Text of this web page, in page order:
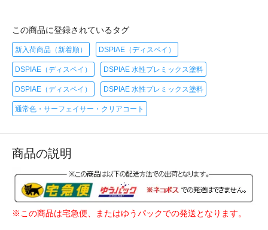
この商品に登録されているタグ
新入荷商品（新着順） DSPIAE（ディスペイ）
DSPIAE（ディスペイ） DSPIAE 水性プレミックス塗料
DSPIAE（ディスペイ） DSPIAE 水性プレミックス塗料
通常色・サーフェイサー・クリアコート
商品の説明
※この商品は宅急便、またはゆうパックでの発送となります。